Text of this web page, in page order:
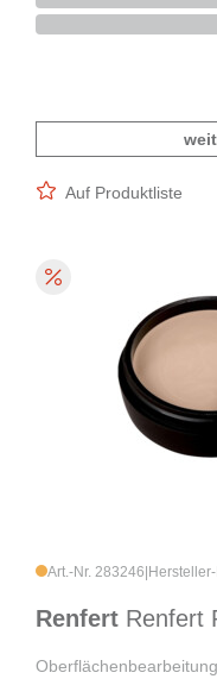
Auf Produktliste
Art.-Nr. 283246
Renfert Renfert